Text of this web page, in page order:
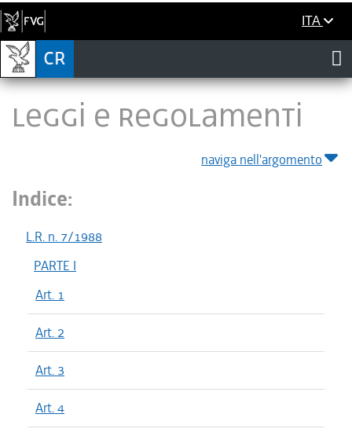
ITA
LEGGI E REGOLAMENTI
naviga nell'argomento
Indice:
L.R. n. 7/1988
PARTE I
Art. 1
Art. 2
Art. 3
Art. 4